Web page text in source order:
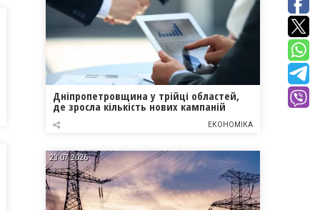
Дніпропетровщина у трійці областей,
де зросла кількість нових кампаній
ЕКОНОМІКА
23.07.2026